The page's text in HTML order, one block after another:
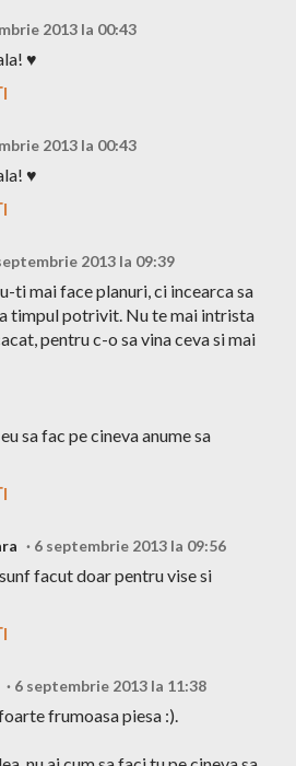
2013 la 00:43
♥
2013 la 00:43
♥
2013 la 09:39
ti mai face planuri, ci incearca sa
timpul potrivit. Nu te mai intrista
pentru c-o sa vina ceva si mai
sa fac pe cineva anume sa
6 septembrie 2013 la 09:56
facut doar pentru vise si
6 septembrie 2013 la 11:38
frumoasa piesa :).